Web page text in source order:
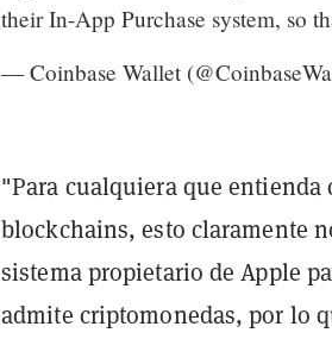
their In-App Purchase system, so
— Coinbase Wallet
"Para cualquiera que
blockchains, esto claramente
sistema propietario de Apple
admite criptomonedas, por lo